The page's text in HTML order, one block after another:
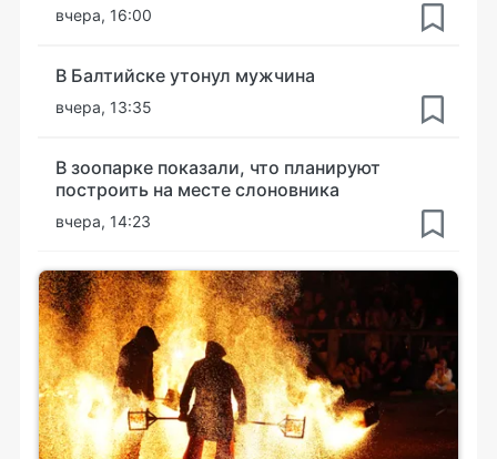
вчера, 16:00
В Балтийске утонул мужчина
вчера, 13:35
В зоопарке показали, что планируют
построить на месте слоновника
вчера, 14:23